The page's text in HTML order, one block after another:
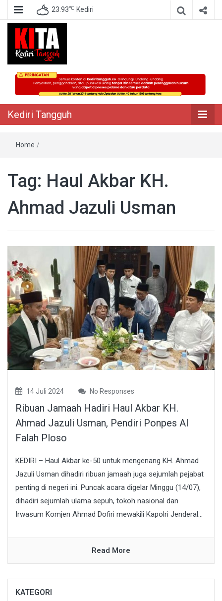
23.93℃ Kediri
Kediri Tangguh
Berita Akurat Terpercaya
Kediri Tangguh
Home /
Tag: Haul Akbar KH.
Ahmad Jazuli Usman
14 Juli 2024 No Responses
Ribuan Jamaah Hadiri Haul Akbar KH.
Ahmad Jazuli Usman, Pendiri Ponpes Al
Falah Ploso
KEDIRI – Haul Akbar ke-50 untuk mengenang KH. Ahmad
Jazuli Usman dihadiri ribuan jamaah juga sejumlah pejabat
penting di negeri ini. Puncak acara digelar Minggu (14/07),
dihadiri sejumlah ulama sepuh, tokoh nasional dan
Irwasum Komjen Ahmad Dofiri mewakili Kapolri Jenderal...
Read More
KATEGORI